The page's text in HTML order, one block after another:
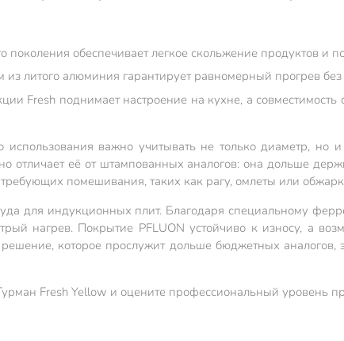
поколения обеспечивает легкое скольжение продуктов и
литого алюминия гарантирует равномерный прогрев
Fresh поднимает настроение на кухне, а
важно учитывать не только диаметр, но
отличает её от штампованных аналогов: она дольше
помешивания, таких как рагу, омлеты или
для индукционных плит. Благодаря специальному
нагрев. Покрытие PFLUON устойчиво к износу, а
которое прослужит дольше бюджетных
Fresh Yellow и оцените профессиональный уровень